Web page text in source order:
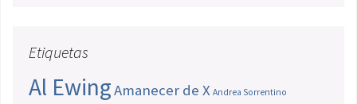
Etiquetas
Al EwingAmanecer de X Andrea Sorrentino